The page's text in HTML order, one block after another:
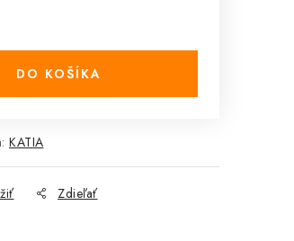
DO KOŠÍKA
KATIA
Zdieľať